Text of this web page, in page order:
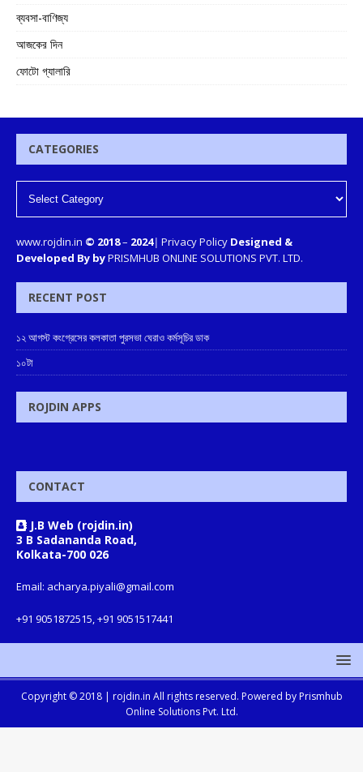
ব্যবসা-বাণিজ্য
আজকের দিন
ফোটো গ্যালারি
CATEGORIES
www.rojdin.in © 2018– 2024| Privacy Policy Designed &
Developed By byPRISMHUB ONLINE SOLUTIONS PVT. LTD.
RECENT POST
১২ আগস্ট কংগ্রেসের কলকাতা পুরসভা ঘেরাও কর্মসূচির ডাক
১০টা
ROJDIN APPS
CONTACT
J.B Web (rojdin.in)
3 B Sadananda Road,
Kolkata-700 026
Email: acharya.piyali@gmail.com
+91 9051872515, +91 9051517441
Copyright © 2018 | rojdin.in All rights reserved. Powered by Prismhub
Online Solutions Pvt. Ltd.